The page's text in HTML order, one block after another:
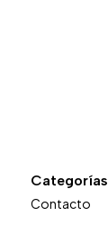
Categorías
Contacto